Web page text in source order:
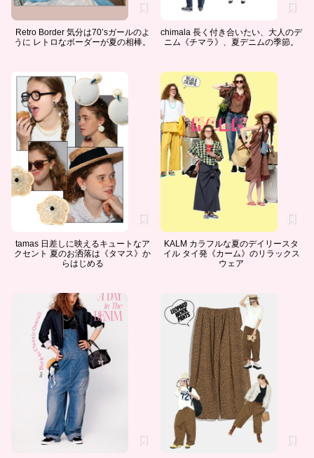
Retro Border 気分は70’sガールのよ
うに レトロなボーダーが夏の相棒。
chimala 長く付き合いたい、大人のデ
ニム《チマラ》、夏デニムの季節。
tamas 日差しに映えるキュートなア
クセント 夏のお洒落は《タマス》か
らはじめる
KALM カラフルな夏のデイリースタ
イル タイ発《カーム》のリラックス
ウェア